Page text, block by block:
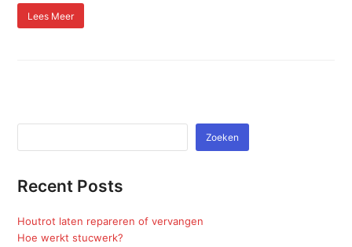
Lees Meer
Zoeken
Recent Posts
Houtrot laten repareren of vervangen
Hoe werkt stucwerk?